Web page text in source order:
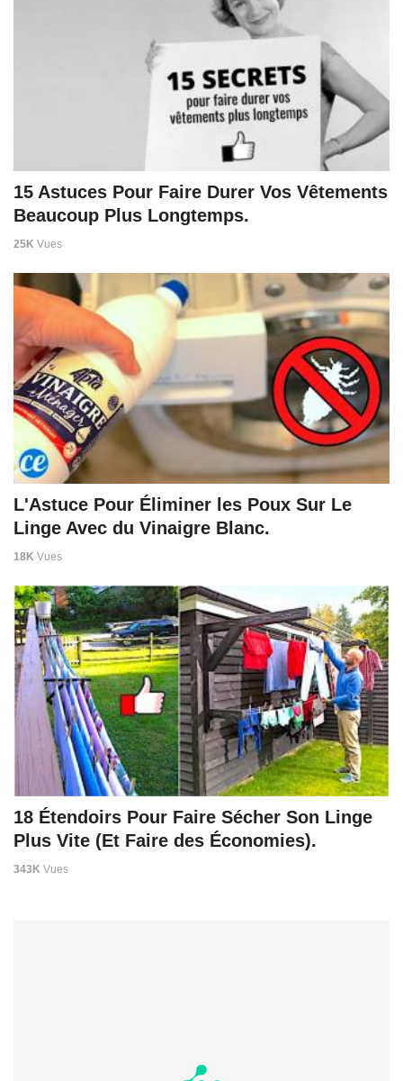
15 Astuces Pour Faire Durer Vos Vêtements
Beaucoup Plus Longtemps.
25K Vues
L'Astuce Pour Éliminer les Poux Sur Le
Linge Avec du Vinaigre Blanc.
18K Vues
18 Étendoirs Pour Faire Sécher Son Linge
Plus Vite (Et Faire des Économies).
343K Vues